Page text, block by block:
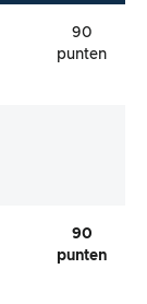
90
punten
90
punten